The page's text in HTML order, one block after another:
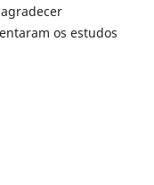
os estudos